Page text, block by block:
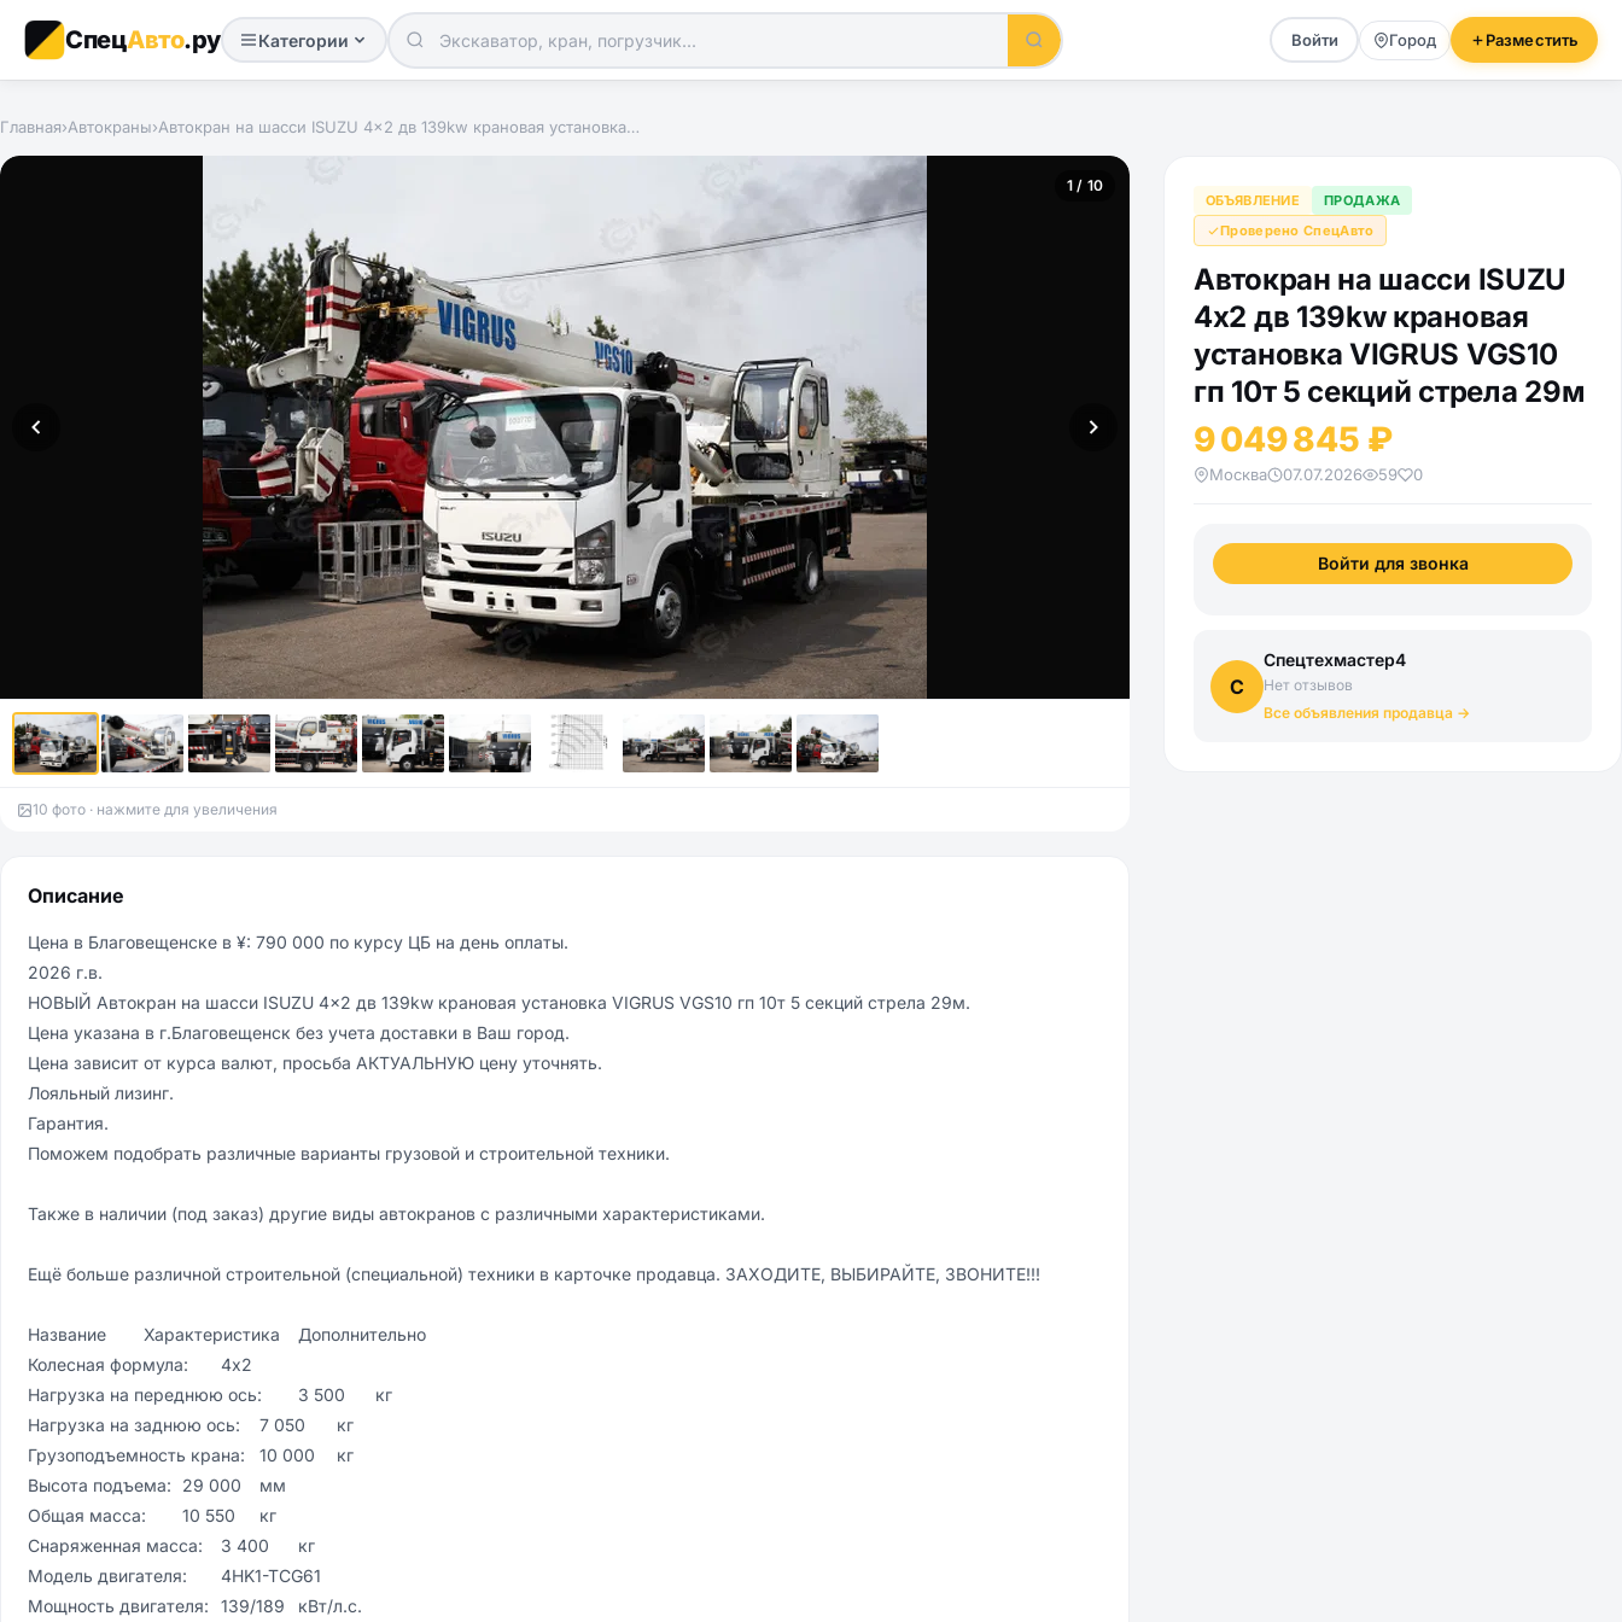
СпецАвто.ру Категории Войти Город Разместить
Главная›Автокраны›Автокран на шасси ISUZU 4x2 дв 139kw крановая установка…
1 / 10
10 фото · нажмите для увеличения
ОБЪЯВЛЕНИЕ
ПРОДАЖА
Проверено СпецАвто
Автокран на шасси ISUZU
4x2 дв 139kw крановая
установка VIGRUS VGS10
гп 10т 5 секций стрела 29м
9 049 845 ₽
Москва 07.07.2026 59 0
Войти для звонка
С
Спецтехмастер4
Нет отзывов
Все объявления продавца →
Описание
Цена в Благовещенске в ¥: 790 000 по курсу ЦБ на день оплаты.
2026 г.в.
НОВЫЙ Автокран на шасси ISUZU 4x2 дв 139kw крановая установка VIGRUS VGS10 гп 10т 5 секций стрела 29м.
Цена указaнa в г.Благовeщeнск без учeтa дocтaвки в Вaш горoд.
Ценa зaвисит от куpca валют, просьбa АКTУАЛЬHУЮ цену уточнять.
Лояльный лизинг.
Гарантия.
Поможем подобрать различные варианты грузовой и строительной техники.
Также в наличии (под заказ) другие виды автокранов с различными характеристиками.
Ещё больше различной строительной (специальной) техники в карточке продавца. ЗАХОДИТЕ, ВЫБИРАЙТЕ, ЗВОНИТЕ!!!
Название	Характеристика	Дополнительно
Колесная формула:	4х2
Нагрузка на переднюю ось:	3 500	кг
Нагрузка на заднюю ось:	7 050	кг
Грузоподъемность крана:	10 000	кг
Высота подъема:	29 000	мм
Общая масса:	10 550	кг
Снаряженная масса:	3 400	кг
Модель двигателя:	4HK1-TCG61
Мощность двигателя:	139/189	кВт/л.с.